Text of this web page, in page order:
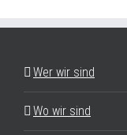
Wer wir sind
Wo wir sind